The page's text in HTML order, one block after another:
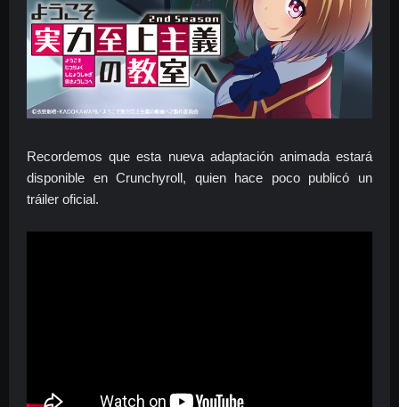
Recordemos que esta nueva adaptación animada estará
disponible en Crunchyroll, quien hace poco publicó un
tráiler oficial.